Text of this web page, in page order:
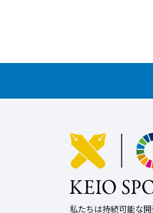
私たちは持続可能な開